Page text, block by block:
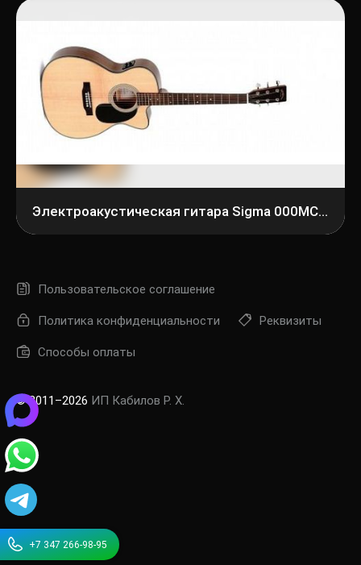
Электроакустическая гитара Sigma 000MC-1E
Пользовательское соглашение
Политика конфиденциальности Реквизиты
Способы оплаты
© 2011–2026 ИП Кабилов Р. Х.
+7 347 266-98-95